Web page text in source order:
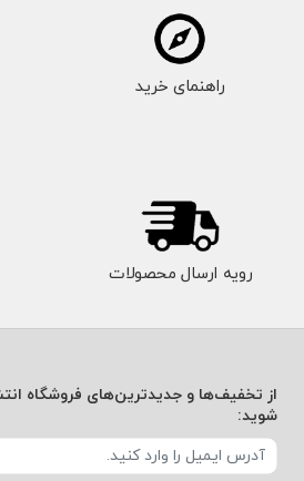
راهنمای خرید
رویه ارسال محصولات
از تخفیف‌ها و جدیدترین‌های فروشگاه
شوید: